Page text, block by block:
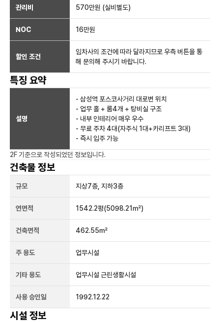
관리비 570만원 (실비별도)
NOC 16만원
할인 조건
임차사의 조건에 따라 달라지므로 우측 버튼을 통
해 문의해 주시기 바랍니다.
특징 요약
설명
- 삼성역 포스코사거리 대로변 위치
- 업무 홀 + 룸4개 + 탕비실 구조
- 내부 인테리어 매우 우수
- 무료 주차 4대(자주식 1대+카리프트 3대)
- 즉시 입주 가능
2F 기준으로 작성되었던 정보입니다.
건축물 정보
규모 지상7층, 지하3층
연면적 1542.2평(5098.21㎡)
건축면적 462.55㎡
주 용도 업무시설
기타 용도 업무시설 근린생활시설
사용 승인일 1992.12.22
시설 정보